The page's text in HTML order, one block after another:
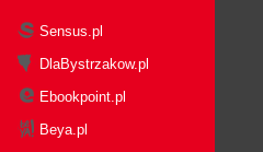
Sensus.pl
DlaBystrzakow.pl
Ebookpoint.pl
Beya.pl